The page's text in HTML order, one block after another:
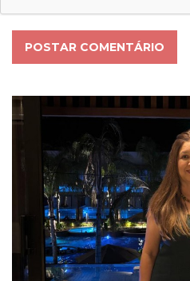
POSTAR COMENTÁRIO